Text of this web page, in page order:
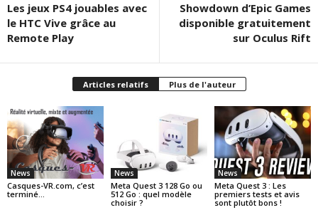
Les jeux PS4 jouables avec
le HTC Vive grâce au
Remote Play
Showdown d’Epic Games
disponible gratuitement
sur Oculus Rift
Articles relatifs Plus de l'auteur
News
Casques-VR.com, c’est
terminé…
News
Meta Quest 3 128 Go ou
512 Go : quel modèle
choisir ?
News
Meta Quest 3 : Les
premiers tests et avis
sont plutôt bons !